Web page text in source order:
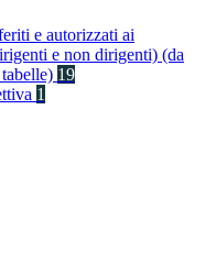
e autorizzati ai
e non dirigenti) (da
19
1